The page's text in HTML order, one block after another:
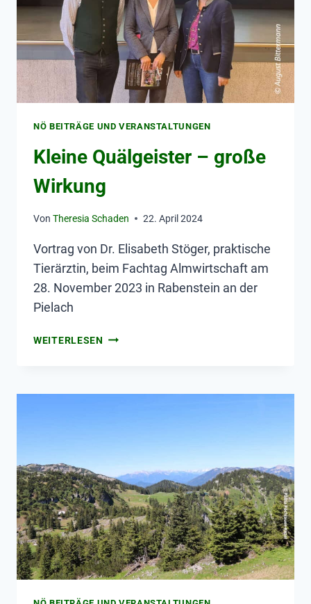
NÖ BEITRÄGE UND VERANSTALTUNGEN
Kleine Quälgeister – große
Wirkung
Von Theresia Schaden 22. April 2024
Vortrag von Dr. Elisabeth Stöger, praktische
Tierärztin, beim Fachtag Almwirtschaft am
28. November 2023 in Rabenstein an der
Pielach
WEITERLESEN